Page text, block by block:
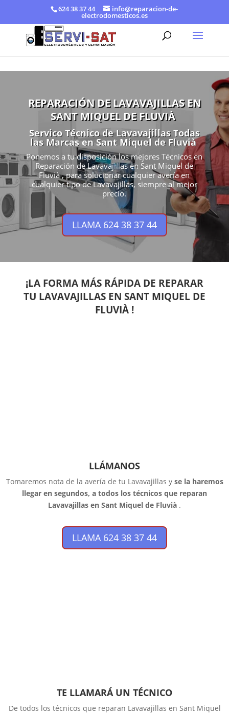
624 38 37 44 info@reparacion-de-
electrodomesticos.es
REPARACIÓN DE LAVAVAJILLAS EN
SANT MIQUEL DE FLUVIÀ
Servico Técnico de Lavavajillas Todas
las Marcas en Sant Miquel de Fluvià
Ponemos a tu disposición los mejores Técnicos en
Reparación de Lavavajillas en Sant Miquel de
Fluvià , para solucionar cualquier avería en
cualquier tipo de Lavavajillas, siempre al mejor
precio.
LLAMA 624 38 37 44
¡LA FORMA MÁS RÁPIDA DE REPARAR
TU LAVAVAJILLAS EN SANT MIQUEL DE
FLUVIÀ !
LLÁMANOS
Tomaremos nota de la avería de tu Lavavajillas y se la haremos
llegar en segundos, a todos los técnicos que reparan
Lavavajillas en Sant Miquel de Fluvià .
LLAMA 624 38 37 44
TE LLAMARÁ UN TÉCNICO
De todos los técnicos que reparan Lavavajillas en Sant Miquel